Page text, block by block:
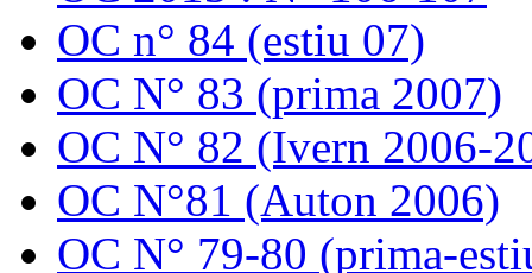
OC n° 84 (estiu 07)
OC N° 83 (prima 2007)
OC N° 82 (Ivern 2006-
OC N°81 (Auton 2006)
OC N° 79-80 (prima-